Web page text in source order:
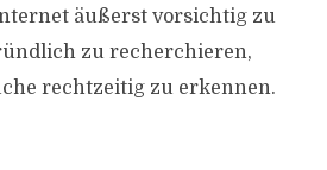
äußerst vorsichtig zu
zu recherchieren,
rechtzeitig zu erkennen.